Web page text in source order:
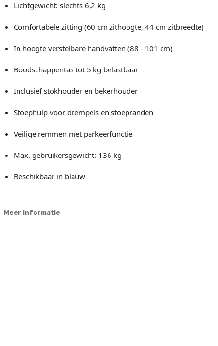
Lichtgewicht: slechts 6,2 kg
Comfortabele zitting (60 cm zithoogte, 44 cm zitbreedte)
In hoogte verstelbare handvatten (88 - 101 cm)
Boodschappentas tot 5 kg belastbaar
Inclusief stokhouder en bekerhouder
Stoephulp voor drempels en stoepranden
Veilige remmen met parkeerfunctie
Max. gebruikersgewicht: 136 kg
Beschikbaar in blauw
Meer informatie